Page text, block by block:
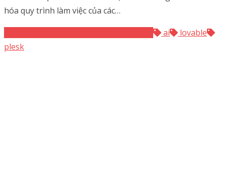
hóa quy trình làm việc của các…
ai
lovable
plesk